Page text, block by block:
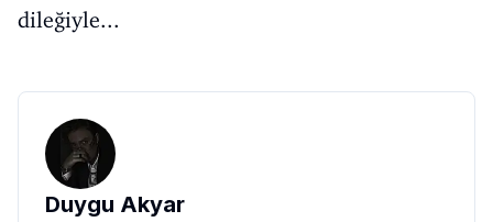
dileğiyle...
Duygu Akyar